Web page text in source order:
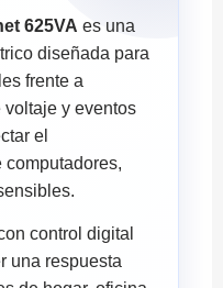
625VA es una
diseñada para
frente a
y eventos
el
control digital
una respuesta